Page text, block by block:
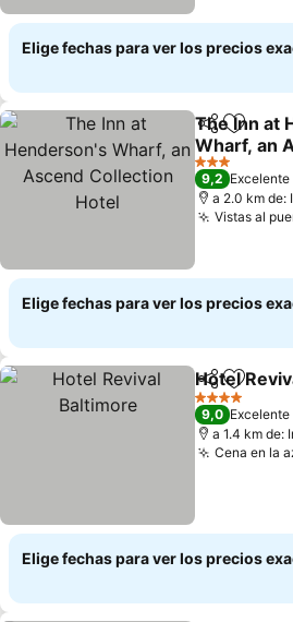
Elige fechas para ver los precios
Compartir
The Inn at
Wharf, an
Collection
Ver precios
3 Estrellas
9,2 Excelente
a 2.0 km de:
Vistas al
Elige fechas para ver los precios
Compartir
Hotel
4 Estrellas
9,0 Excelente
a 1.4 km de:
Cena en la
Elige fechas para ver los precios